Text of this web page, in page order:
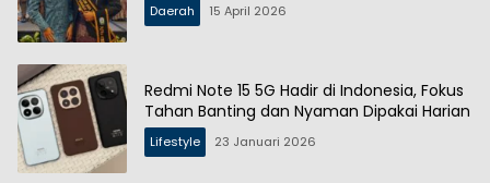
Daerah 15 April 2026
Redmi Note 15 5G Hadir di Indonesia, Fokus
Tahan Banting dan Nyaman Dipakai Harian
Lifestyle 23 Januari 2026